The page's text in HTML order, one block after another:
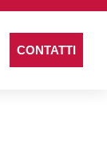
CONTATTI